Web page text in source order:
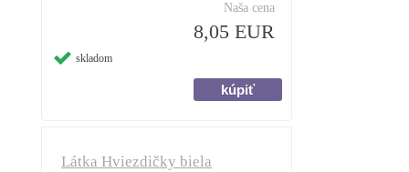
Naša cena
8,05 EUR
skladom
Látka Hviezdičky biela